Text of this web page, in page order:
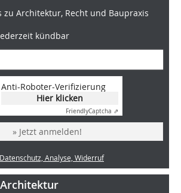
zu Architektur, Recht und Baupraxis
kündbar
Anti-Roboter-Verifizierung
Hier klicken
FriendlyCaptcha ⇗
» Jetzt anmelden!
Analyse, Widerruf